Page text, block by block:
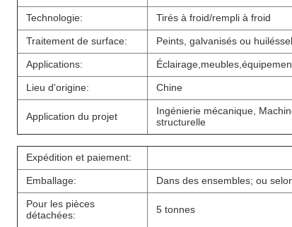
Technologie: Tirés à froid/rempli à froid
Traitement de surface: Peints, galvanisés ou huilés
Applications:
Lieu d'origine: Chine
Application du projet
Ingénierie mécanique,
structurelle
Expédition et paiement:
Emballage: Dans des ensembles; ou
Pour les pièces
détachées:
5 tonnes